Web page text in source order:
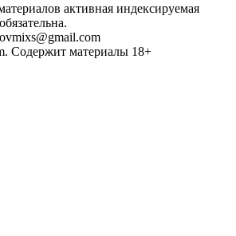
активная индексируемая
Содержит материалы 18+